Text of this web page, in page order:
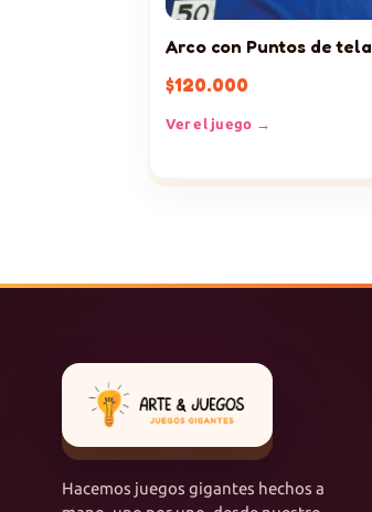
Arco con Puntos de tela
$120.000
Ver el juego →
Hacemos juegos gigantes hechos a